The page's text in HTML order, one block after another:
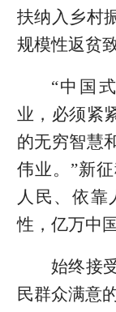
扶纳入乡村
规模性返贫
“中国
业，必须紧
的无穷智慧
伟业。”新
人民、依靠
性，亿万中
始终接
民群众满意